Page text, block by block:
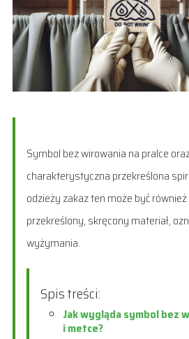
Symbol bez wirowania na pralce
charakterystyczna przekreślona
odzieży zakaz ten może być
przekreślony, skręcony materiał,
wyżymania.
Spis treści:
Jak wygląda symbol bez
i metce?